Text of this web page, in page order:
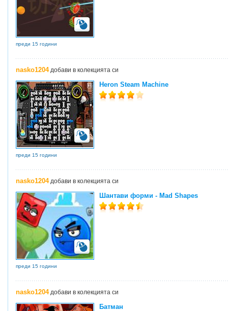
преди 15 години
nasko1204добави в колекцията си
Heron Steam Machine
преди 15 години
nasko1204добави в колекцията си
Шантави форми - Mad Shapes
преди 15 години
nasko1204добави в колекцията си
Батман